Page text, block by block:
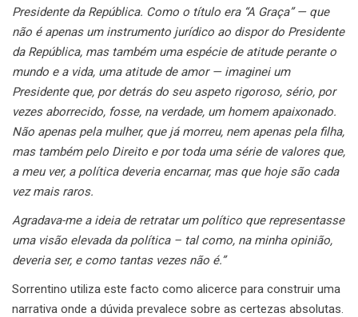
Presidente da República. Como o título era “A Graça” — que
não é apenas um instrumento jurídico ao dispor do Presidente
da República, mas também uma espécie de atitude perante o
mundo e a vida, uma atitude de amor — imaginei um
Presidente que, por detrás do seu aspeto rigoroso, sério, por
vezes aborrecido, fosse, na verdade, um homem apaixonado.
Não apenas pela mulher, que já morreu, nem apenas pela filha,
mas também pelo Direito e por toda uma série de valores que,
a meu ver, a política deveria encarnar, mas que hoje são cada
vez mais raros.
Agradava-me a ideia de retratar um político que representasse
uma visão elevada da política – tal como, na minha opinião,
deveria ser, e como tantas vezes não é.”
Sorrentino utiliza este facto como alicerce para construir uma
narrativa onde a dúvida prevalece sobre as certezas absolutas.